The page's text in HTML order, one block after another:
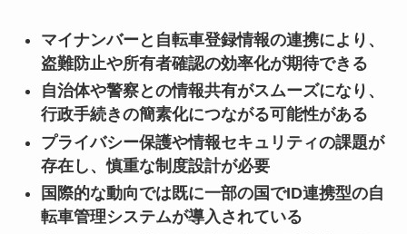
マイナンバーと自転車登録情報の連携により、
盗難防止や所有者確認の効率化が期待できる
自治体や警察との情報共有がスムーズになり、
行政手続きの簡素化につながる可能性がある
プライバシー保護や情報セキュリティの課題が
存在し、慎重な制度設計が必要
国際的な動向では既に一部の国でID連携型の自
転車管理システムが導入されている